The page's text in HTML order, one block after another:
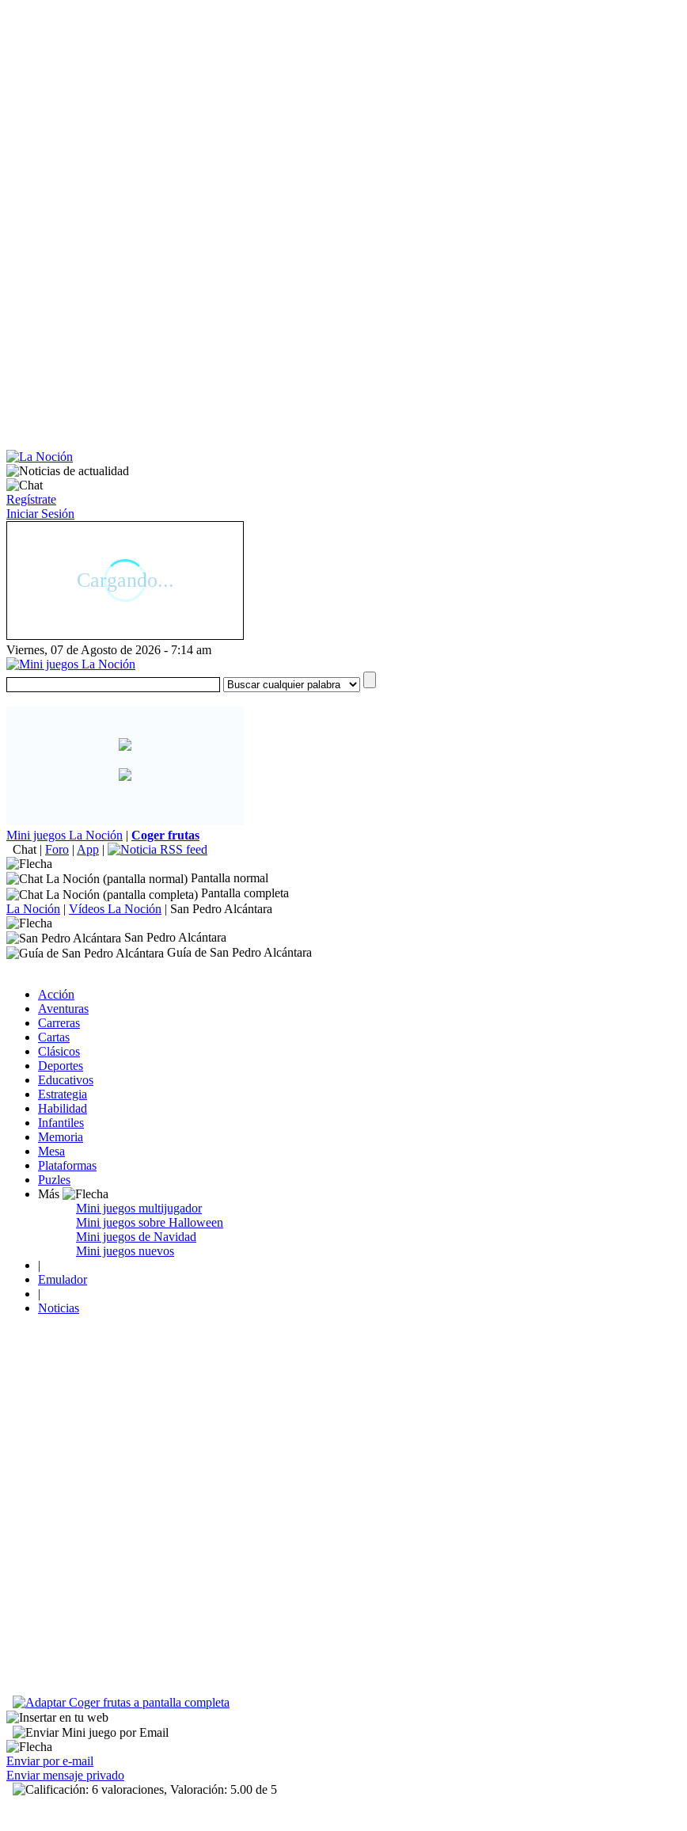
Regístrate
Iniciar Sesión
Viernes, 07 de Agosto de 2026 - 7:14 am
Mini juegos La Noción | Coger frutas
Chat | Foro | App |
Pantalla normal
Pantalla completa
La Noción | Vídeos La Noción | San Pedro Alcántara
San Pedro Alcántara
Guía de San Pedro Alcántara
Acción
Aventuras
Carreras
Cartas
Clásicos
Deportes
Educativos
Estrategia
Habilidad
Infantiles
Memoria
Mesa
Plataformas
Puzles
Más
Mini juegos multijugador
Mini juegos sobre Halloween
Mini juegos de Navidad
Mini juegos nuevos
|
Emulador
|
Noticias
Enviar por e-mail
Enviar mensaje privado